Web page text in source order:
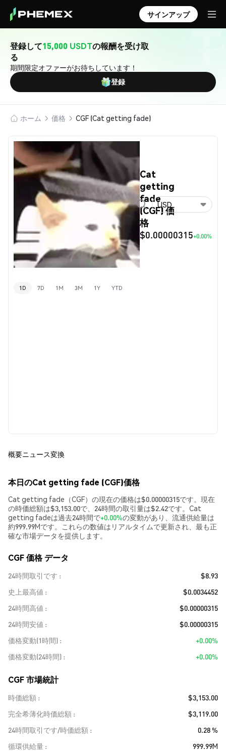
サインアップ
登録して15,000 USDTの報酬を受け取
る
期間限定オファーがお待ちしています！
登録
ホーム 価格 CGF (Cat getting fade)
Cat
getting
fade
(CGF) 価
格
$0.00000315+0.00%
USD
1D 7D 1M 3M 1Y YTD
概要ニュース変換
本日のCat getting fade (CGF)価格
Cat getting fade（CGF）の現在の価格は$0.00000315です。現在
の時価総額は$3,153.00で、24時間の取引量は$2.42です。Cat
getting fadeは過去24時間で+0.00%の変動があり、流通供給量は
約999.99Mです。これらの数値はリアルタイムで更新され、最も正
確な市場データを提供します。
CGF 価格 データ
24時間取引です
$8.93
史上最高値
$0.0034452
24時間高値
$0.00000315
24時間安値
$0.00000315
価格変動(1時間)
+0.00%
価格変動(24時間)
+0.00%
CGF 市場統計
時価総額
$3,153.00
完全希薄化時価総額
$3,119.00
24時間取引です/時価総額
0.28 %
循環供給量
999.99M